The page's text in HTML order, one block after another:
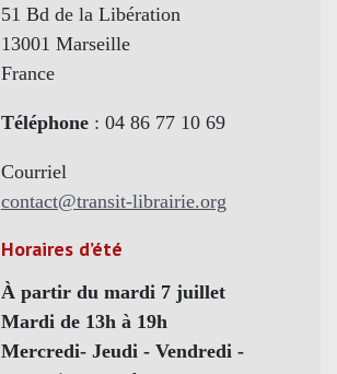
51 Bd de la Libération
13001 Marseille
France
Téléphone: 04 86 77 10 69
Courriel
contact@transit-librairie.org
Horaires d’été
À partir du mardi 7 juillet
Mardi de 13h à 19h
Mercredi- Jeudi - Vendredi -